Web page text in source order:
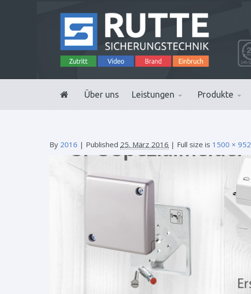
Über uns Leistungen Produkte
By 2016 | Published 25. März 2016 | Full size is 1500 × 952